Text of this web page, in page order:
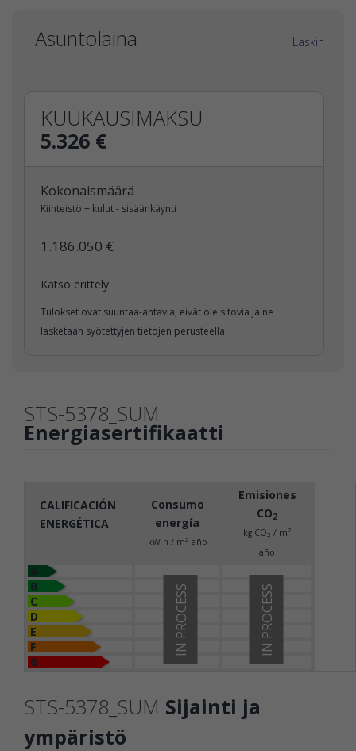
Asuntolaina Laskin
KUUKAUSIMAKSU
5.326 €
Kokonaismäärä
Kiinteistö + kulut - sisäänkäynti
1.186.050 €
Katso erittely
Tulokset ovat suuntaa-antavia, eivät ole sitovia ja ne
lasketaan syötettyjen tietojen perusteella.
STS-5378_SUM
Energiasertifikaatti
CALIFICACIÓN
ENERGÉTICA
Consumo
energía
kW h / m2 año
Emisiones
CO2
kg CO2 / m2
año
B
C
D
E
F
G
IN PROCESS
IN PROCESS
STS-5378_SUM Sijainti ja
ympäristö